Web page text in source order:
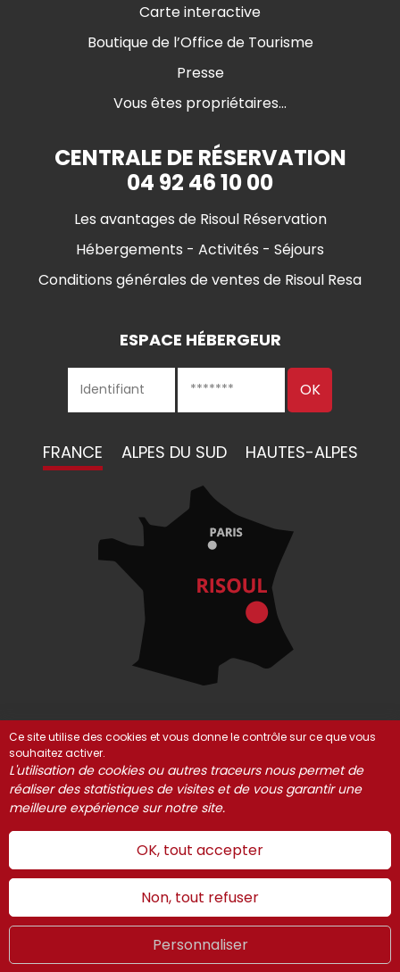
LIVE
Carte interactive
Boutique de l’Office de Tourisme
Presse
Vous êtes propriétaires...
CENTRALE DE RÉSERVATION
04 92 46 10 00
Les avantages de Risoul Réservation
Hébergements - Activités - Séjours
Conditions générales de ventes de Risoul Resa
ESPACE HÉBERGEUR
FRANCE ALPES DU SUD HAUTES-ALPES
© Risoul 2021-2025 Mentions Légales
Partenaires
Gestion des cookies
Ce site utilise des cookies et vous donne le contrôle sur ce que vous
souhaitez activer.
L'utilisation de cookies ou autres traceurs nous permet de
réaliser des statistiques de visites et de vous garantir une
meilleure expérience sur notre site.
OK, tout accepter
Non, tout refuser
Personnaliser